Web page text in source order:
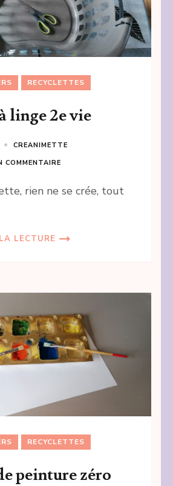
RECYCLETTES
linge 2e vie
CREANIMETTE
COMMENTAIRE
rien ne se crée, tout
LECTURE
RECYCLETTES
peinture zéro